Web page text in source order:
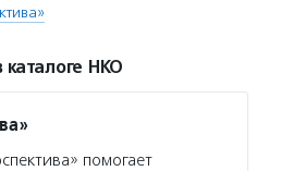
НКО
помогает